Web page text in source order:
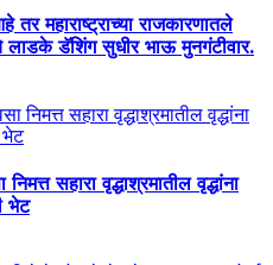
महाराष्ट्राच्या राजकारणातले
लाडके डॅशिंग सुधीर भाऊ मुनगंटीवार.
सहारा वृद्धाश्रमातील वृद्धांना
भेट